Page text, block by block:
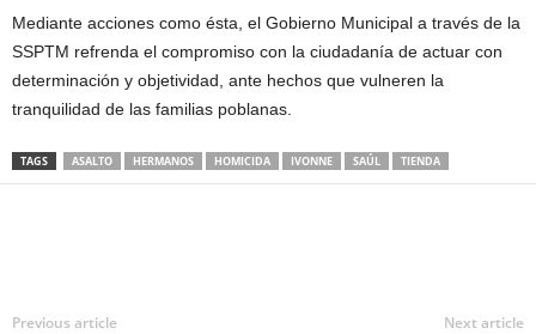
Mediante acciones como ésta, el Gobierno Municipal a través de la
SSPTM refrenda el compromiso con la ciudadanía de actuar con
determinación y objetividad, ante hechos que vulneren la
tranquilidad de las familias poblanas.
TAGS ASALTO HERMANOS HOMICIDA IVONNE SAÚL TIENDA
Previous article Next article